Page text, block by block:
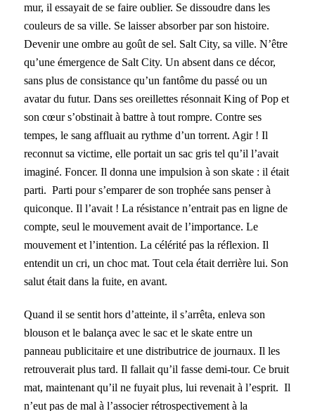
mur, il essayait de se faire oublier. Se dissoudre dans les
couleurs de sa ville. Se laisser absorber par son histoire.
Devenir une ombre au goût de sel. Salt City, sa ville. N’être
qu’une émergence de Salt City. Un absent dans ce décor,
sans plus de consistance qu’un fantôme du passé ou un
avatar du futur. Dans ses oreillettes résonnait King of Pop et
son cœur s’obstinait à battre à tout rompre. Contre ses
tempes, le sang affluait au rythme d’un torrent. Agir !Il
reconnut sa victime, elle portait un sac gris tel qu’il l’avait
imaginé. Foncer. Il donna une impulsion à son skate : il était
parti. Parti pour s’emparer de son trophée sans penser à
quiconque. Il l’avait ! La résistance n’entrait pas en ligne de
compte, seul le mouvement avait de l’importance. Le
mouvement et l’intention. La célérité pas la réflexion.Il
entendit un cri, un choc mat. Tout cela était derrière lui. Son
salut était dans la fuite, en avant.
Quand il se sentit hors d’atteinte, il s’arrêta, enleva son
blouson et le balança avec le sac et le skate entre un
panneau publicitaire et une distributrice de journaux. Il les
retrouverait plus tard. Il fallait qu’il fasse demi-tour. Ce bruit
mat, maintenant qu’il ne fuyait plus, lui revenait à l’esprit. Il
n’eut pas de mal à l’associer rétrospectivement à la